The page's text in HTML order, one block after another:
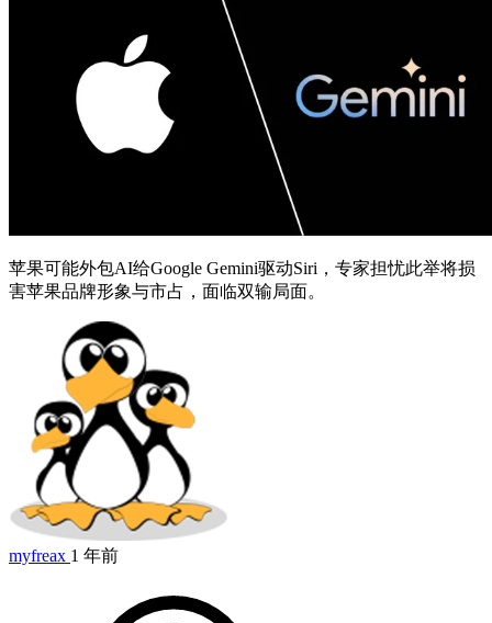
苹果可能外包AI给Google Gemini驱动Siri，专家担忧此举将损
害苹果品牌形象与市占，面临双输局面。
myfreax 1 年前